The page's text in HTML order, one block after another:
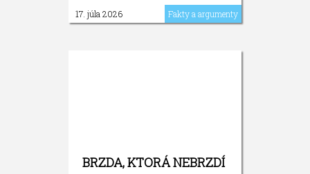
17. júla 2026 Fakty a argumenty
BRZDA, KTORÁ NEBRZDÍ